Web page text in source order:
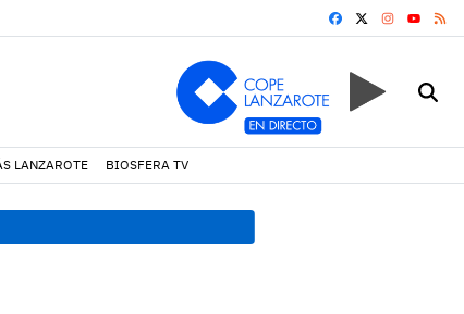
FACEBOOK
YOUTUBE
LANZAROTE BIOSFERA TV